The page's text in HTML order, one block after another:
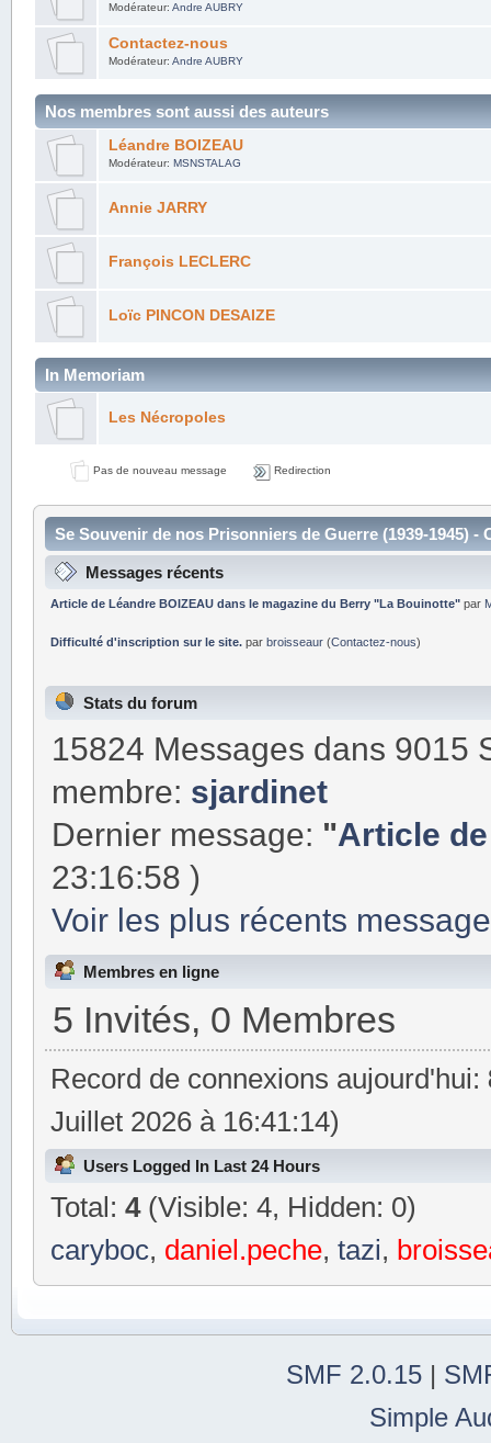
Modérateur: Andre AUBRY
Contactez-nous
Modérateur: Andre AUBRY
Nos membres sont aussi des auteurs
Léandre BOIZEAU
Modérateur: MSNSTALAG
Annie JARRY
François LECLERC
Loïc PINCON DESAIZE
In Memoriam
Les Nécropoles
Pas de nouveau message Redirection
Se Souvenir de nos Prisonniers de Guerre (1939-1945) -
Messages récents
Article de Léandre BOIZEAU dans le magazine du Berry "La Bouinotte" par
Difficulté d'inscription sur le site. par broisseaur (Contactez-nous)
Stats du forum
15824 Messages dans 9015
membre: sjardinet
Dernier message: "Article
23:16:58 )
Voir les plus récents
Membres en ligne
5 Invités, 0 Membres
Record de connexions aujourd'hui:
Juillet 2026 à 16:41:14)
Users Logged In Last 24 Hours
Total:4(Visible: 4, Hidden: 0)
caryboc, daniel.peche,tazi,
SMF 2.0.15|
Simple